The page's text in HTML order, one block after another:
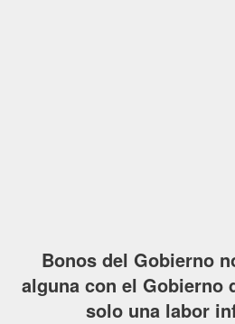
Bonos del Gobierno
alguna con el Gobierno
solo una labor